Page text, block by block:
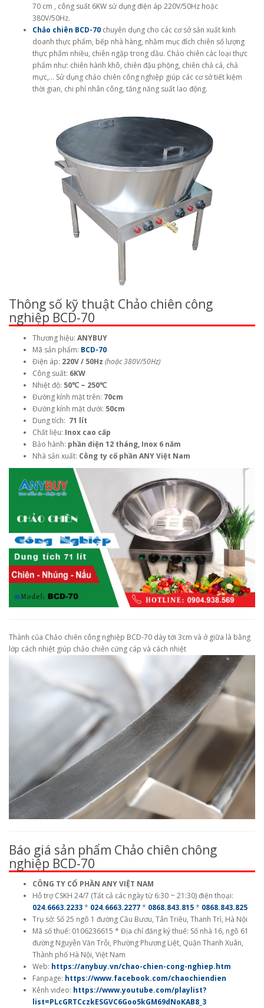
70 cm , công suất 6KW sử dụng điện áp 220V/50Hz hoặc
380V/50Hz.
Chảo chiên BCD-70 chuyên dụng cho các cơ sở sản xuất kinh
doanh thực phẩm, bếp nhà hàng, nhằm mục đích chiên số lượng
thực phẩm nhiều, chiên ngập trong dầu. Chảo chiên các loại thực
phẩm như: chiên hành khô, chiên đậu phộng, chiên chả cá, chả
mực,… Sử dụng chảo chiên công nghiệp giúp các cơ sở tiết kiệm
thời gian, chi phí nhân công, tăng năng suất lao động.
Thông số kỹ thuật Chảo chiên công
nghiệp BCD-70
Thương hiệu: ANYBUY
Mã sản phẩm: BCD-70
Điện áp: 220V / 50Hz (hoặc 380V/50Hz)
Công suất: 6KW
Nhiệt độ: 50℃ ~ 250℃
Đường kính mặt trên: 70cm
Đường kính mặt dưới: 50cm
Dung tích: 71 lít
Chất liệu: Inox cao cấp
Bảo hành: phần điện 12 tháng, Inox 6 năm
Nhà sản xuất: Công ty cổ phần ANY Việt Nam
Thành của Chảo chiên công nghiệp BCD-70 dày tới 3cm và ở giữa là bằng
lớp cách nhiệt giúp chảo chiên cứng cáp và cách nhiệt
Báo giá sản phẩm Chảo chiên chông
nghiệp BCD-70
CÔNG TY CỔ PHẦN ANY VIỆT NAM
Hỗ trợ CSKH 24/7 (Tất cả các ngày từ 6:30 ~ 21:30) điện thoại:
024.6663.2233* 024.6663.2277* 0868.843.815* 0868.843.825
Trụ sở: Số 25 ngõ 1 đường Cầu Bươu, Tân Triều, Thanh Trì, Hà Nội
Mã số thuế: 0106236615 * Địa chỉ đăng ký thuế: Số nhà 16, ngõ 61
đường Nguyễn Văn Trỗi, Phường Phương Liệt, Quận Thanh Xuân,
Thành phố Hà Nội, Việt Nam
Web: https://anybuy.vn/chao-chien-cong-nghiep.htm
Fanpage: https://www.facebook.com/chaochiendien
Kênh video: https://www.youtube.com/playlist?
list=PLcGRTCczkESGVC6Goo5kGM69dNoKAB8_3